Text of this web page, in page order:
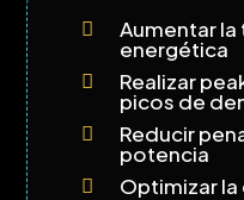
 Aumentar
energética
 Realizar
picos de
 Reducir
potencia
 Optimizar